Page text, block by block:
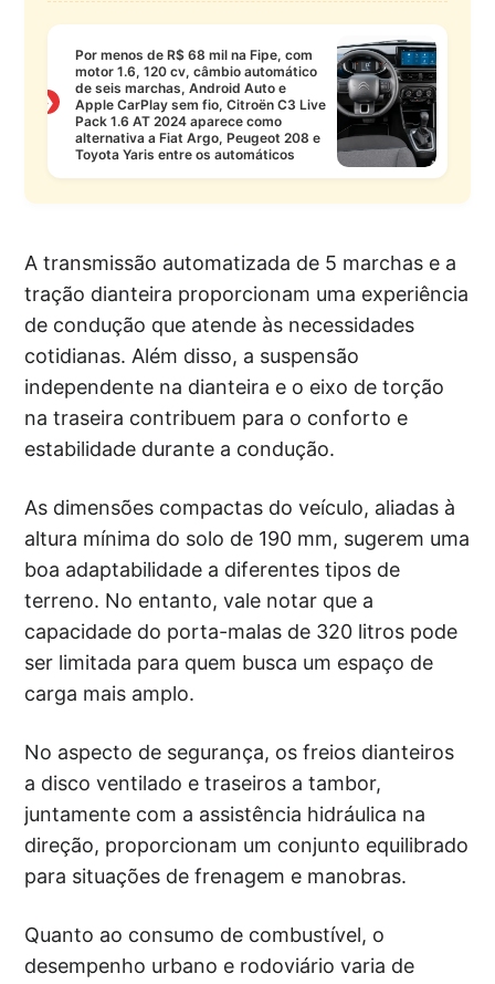
❯
Por menos de R$ 68 mil na Fipe, com
motor 1.6, 120 cv, câmbio automático
de seis marchas, Android Auto e
Apple CarPlay sem fio, Citroën C3 Live
Pack 1.6 AT 2024 aparece como
alternativa a Fiat Argo, Peugeot 208 e
Toyota Yaris entre os automáticos
A transmissão automatizada de 5 marchas e a
tração dianteira proporcionam uma experiência
de condução que atende às necessidades
cotidianas. Além disso, a suspensão
independente na dianteira e o eixo de torção
na traseira contribuem para o conforto e
estabilidade durante a condução.
As dimensões compactas do veículo, aliadas à
altura mínima do solo de 190 mm, sugerem uma
boa adaptabilidade a diferentes tipos de
terreno. No entanto, vale notar que a
capacidade do porta-malas de 320 litros pode
ser limitada para quem busca um espaço de
carga mais amplo.
No aspecto de segurança, os freios dianteiros
a disco ventilado e traseiros a tambor,
juntamente com a assistência hidráulica na
direção, proporcionam um conjunto equilibrado
para situações de frenagem e manobras.
Quanto ao consumo de combustível, o
desempenho urbano e rodoviário varia de